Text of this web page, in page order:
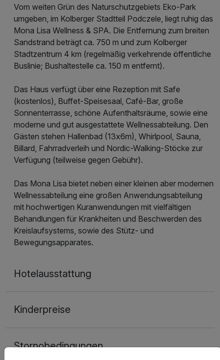
Vom weiten Grün des Naturschutzgebiets Eko-Park
umgeben, im Kolberger Stadtteil Podczele, liegt ruhig das
Mona Lisa Wellness & SPA. Die Entfernung zum breiten
Sandstrand beträgt ca. 750 m und zum Kolberger
Stadtzentrum 4 km (regelmäßig verkehrende öffentliche
Buslinie; Bushaltestelle ca. 150 m entfernt).
Das Haus verfügt über eine Rezeption mit Safe
(kostenlos), Buffet-Speisesaal, Café-Bar, große
Sonnenterrasse, schöne Aufenthaltsräume, sowie eine
moderne und gut ausgestattete Wellnessabteilung. Den
Gästen stehen Hallenbad (13x6m), Whirlpool, Sauna,
Billard, Fahrradverleih und Nordic-Walking-Stöcke zur
Verfügung (teilweise gegen Gebühr).
Das Mona Lisa bietet neben einer kleinen aber modernen
Wellnessabteilung eine großen Anwendungsabteilung
mit hochwertigen Kuranwendungen mit vielfältigen
Behandlungen für Krankheiten und Beschwerden des
Kreislaufsystems, sowie des Stütz- und
Bewegungsapparates.
Hotelausstattung
Kinderpreise
Stornobedingungen